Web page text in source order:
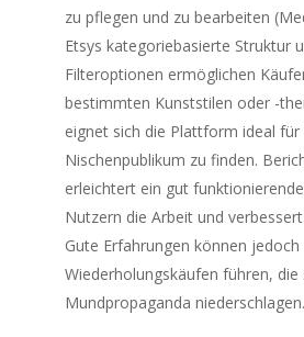
zu pflegen und zu bearbeiten
Etsys kategoriebasierte Struktur
Filteroptionen ermöglichen
bestimmten Kunststilen oder -
eignet sich die Plattform ideal
Nischenpublikum zu finden.
erleichtert ein gut
Nutzern die Arbeit und
Gute Erfahrungen können jedoch
Wiederholungskäufen führen, die
Mundpropaganda niederschlagen.